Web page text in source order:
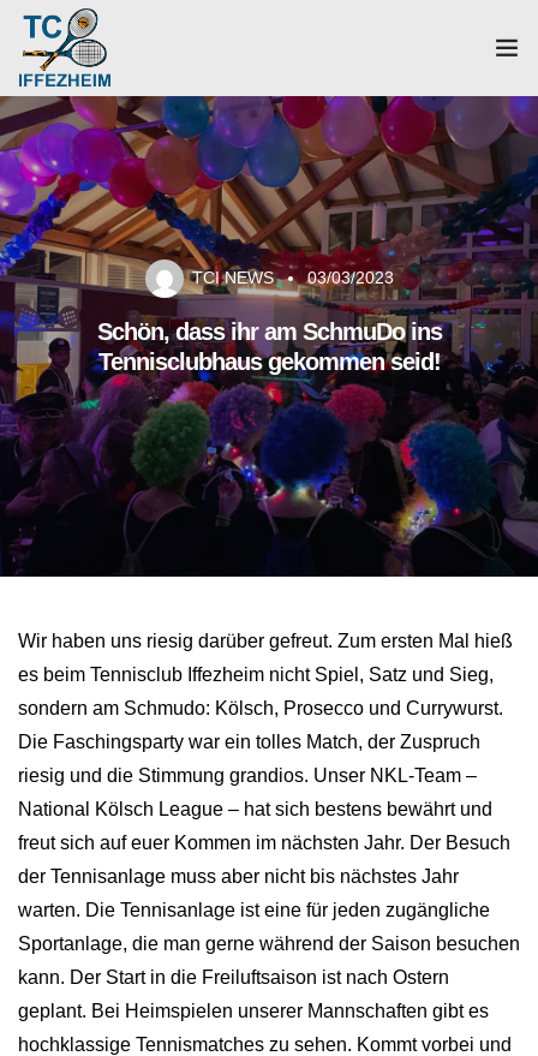
Home
Mannschaften
Verein
Galerie
Events
News
Mitglied werden!
Platzbuchung
TCI NEWS 03/03/2023
Schön, dass ihr am SchmuDo ins
Tennisclubhaus gekommen seid!
Wir haben uns riesig darüber gefreut. Zum ersten Mal hieß
es beim Tennisclub Iffezheim nicht Spiel, Satz und Sieg,
sondern am Schmudo: Kölsch, Prosecco und Currywurst.
Die Faschingsparty war ein tolles Match, der Zuspruch
riesig und die Stimmung grandios. Unser NKL-Team –
National Kölsch League – hat sich bestens bewährt und
freut sich auf euer Kommen im nächsten Jahr. Der Besuch
der Tennisanlage muss aber nicht bis nächstes Jahr
warten. Die Tennisanlage ist eine für jeden zugängliche
Sportanlage, die man gerne während der Saison besuchen
kann. Der Start in die Freiluftsaison ist nach Ostern
geplant. Bei Heimspielen unserer Mannschaften gibt es
hochklassige Tennismatches zu sehen. Kommt vorbei und